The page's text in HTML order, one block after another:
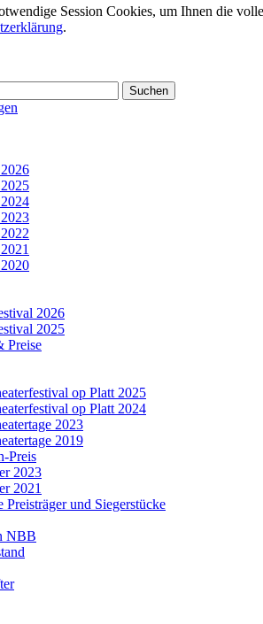
Session Cookies, um Ihnen die
.
2026
2025
Preise
op Platt 2025
op Platt 2024
2023
2019
Preis
2023
2021
Preisträger und Siegerstücke
NBB